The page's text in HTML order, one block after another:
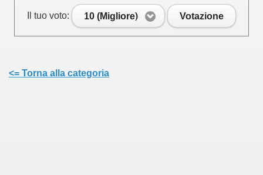
Il tuo voto: 10 (Migliore) Votazione
<= Torna alla categoria